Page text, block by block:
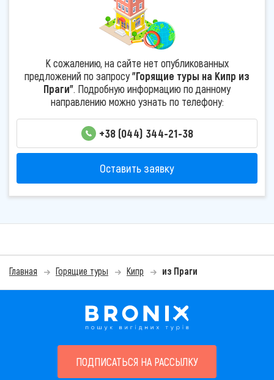
К сожалению, на сайте нет опубликованных
предложений по запросу"Горящие туры на Кипр из
Праги". Подробную информацию по данному
направлению можно узнать по телефону:
+38 (044) 344-21-38
Оставить заявку
Главная Горящие туры Кипр из Праги
ПОДПИСАТЬСЯ НА РАССЫЛКУ